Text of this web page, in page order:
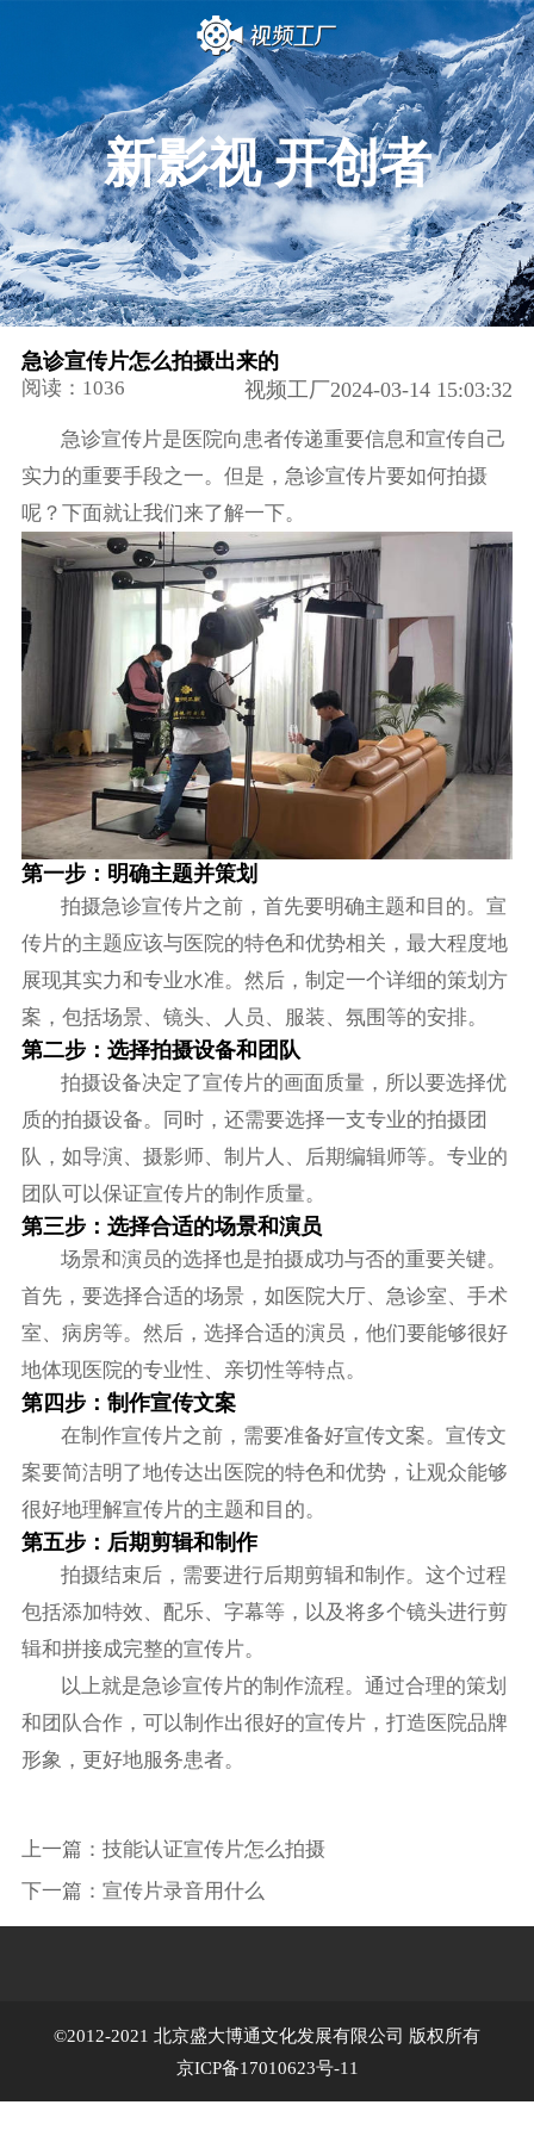
新影视 开创者
急诊宣传片怎么拍摄出来的
阅读：1036 视频工厂2024-03-14 15:03:32
急诊宣传片是医院向患者传递重要信息和宣传自己
实力的重要手段之一。但是，急诊宣传片要如何拍摄
呢？下面就让我们来了解一下。
第一步：明确主题并策划
拍摄急诊宣传片之前，首先要明确主题和目的。宣
传片的主题应该与医院的特色和优势相关，最大程度地
展现其实力和专业水准。然后，制定一个详细的策划方
案，包括场景、镜头、人员、服装、氛围等的安排。
第二步：选择拍摄设备和团队
拍摄设备决定了宣传片的画面质量，所以要选择优
质的拍摄设备。同时，还需要选择一支专业的拍摄团
队，如导演、摄影师、制片人、后期编辑师等。专业的
团队可以保证宣传片的制作质量。
第三步：选择合适的场景和演员
场景和演员的选择也是拍摄成功与否的重要关键。
首先，要选择合适的场景，如医院大厅、急诊室、手术
室、病房等。然后，选择合适的演员，他们要能够很好
地体现医院的专业性、亲切性等特点。
第四步：制作宣传文案
在制作宣传片之前，需要准备好宣传文案。宣传文
案要简洁明了地传达出医院的特色和优势，让观众能够
很好地理解宣传片的主题和目的。
第五步：后期剪辑和制作
拍摄结束后，需要进行后期剪辑和制作。这个过程
包括添加特效、配乐、字幕等，以及将多个镜头进行剪
辑和拼接成完整的宣传片。
以上就是急诊宣传片的制作流程。通过合理的策划
和团队合作，可以制作出很好的宣传片，打造医院品牌
形象，更好地服务患者。
上一篇： 技能认证宣传片怎么拍摄
下一篇： 宣传片录音用什么
©2012-2021 北京盛大博通文化发展有限公司 版权所有
京ICP备17010623号-11